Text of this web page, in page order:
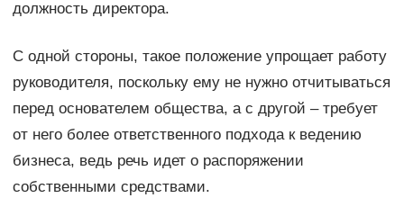
должность директора.
С одной стороны, такое положение упрощает работу
руководителя, поскольку ему не нужно отчитываться
перед основателем общества, а с другой – требует
от него более ответственного подхода к ведению
бизнеса, ведь речь идет о распоряжении
собственными средствами.